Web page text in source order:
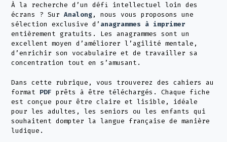
À la recherche d’un défi intellectuel loin des
écrans ? SurAnalong, nous vous proposons une
sélection exclusive d’ anagrammes à imprimer
entièrement gratuits. Les anagrammes sont un
excellent moyen d’améliorer l’agilité mentale,
d’enrichir son vocabulaire et de travailler sa
concentration tout en s’amusant.
Dans cette rubrique, vous trouverez des cahiers au
format PDF prêts à être téléchargés. Chaque fiche
est conçue pour être claire et lisible, idéale
pour les adultes, les seniors ou les enfants qui
souhaitent dompter la langue française de manière
ludique.